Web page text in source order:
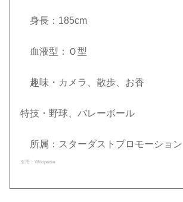
身長： 185cm
血液型：Ｏ型
趣味・カメラ、散歩、お香
特技・野球、バレーボール
所属：スターダストプロモーション
引用：Wikipedia